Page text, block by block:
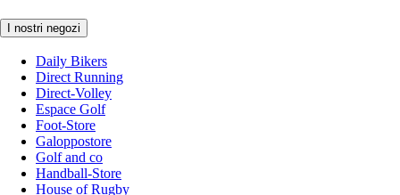
I nostri negozi
Daily Bikers
Direct Running
Direct-Volley
Espace Golf
Foot-Store
Galoppostore
Golf and co
Handball-Store
House of Rugby